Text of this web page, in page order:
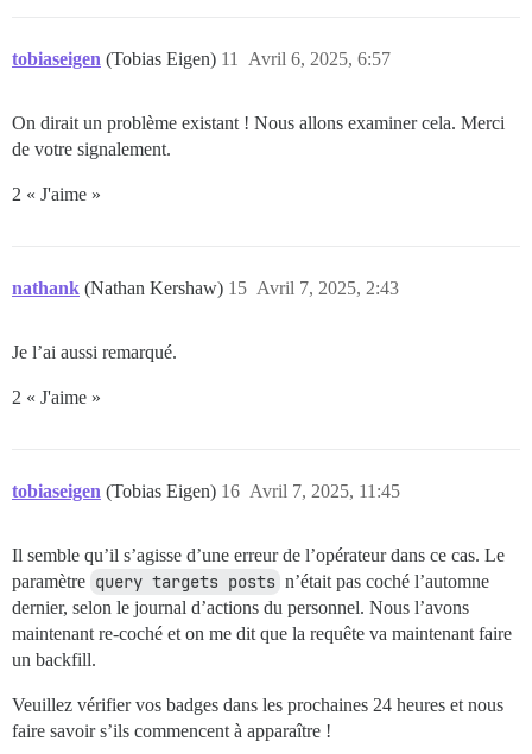
tobiaseigen (Tobias Eigen) Avril 6, 2025, 6:57
11
On dirait un problème existant ! Nous allons examiner cela. Merci
de votre signalement.
2 « J'aime »
nathank (Nathan Kershaw) Avril 7, 2025, 2:43
15
Je l’ai aussi remarqué.
2 « J'aime »
tobiaseigen (Tobias Eigen) Avril 7, 2025, 11:45
16
Il semble qu’il s’agisse d’une erreur de l’opérateur dans ce cas. Le
paramètre query targets posts n’était pas coché l’automne
dernier, selon le journal d’actions du personnel. Nous l’avons
maintenant re-coché et on me dit que la requête va maintenant faire
un backfill.
Veuillez vérifier vos badges dans les prochaines 24 heures et nous
faire savoir s’ils commencent à apparaître !